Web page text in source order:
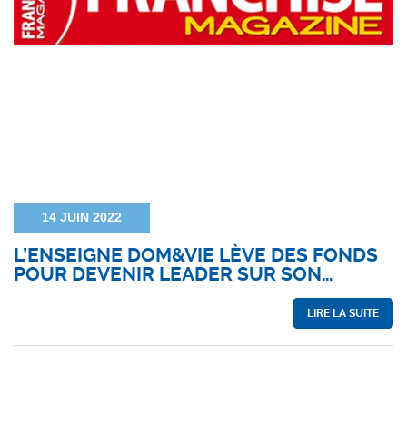
14 JUIN 2022
L’ENSEIGNE DOM&VIE LÈVE DES FONDS
POUR DEVENIR LEADER SUR SON…
LIRE LA SUITE